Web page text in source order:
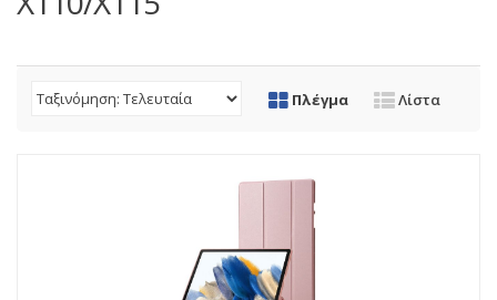
Πλέγμα Λίστα